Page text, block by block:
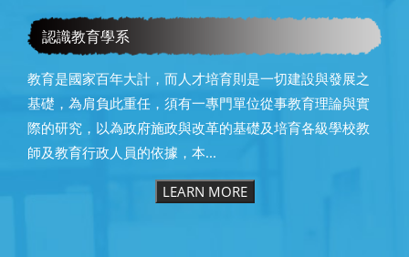
認識教育學系
教育是國家百年大計，而人才培育則是一切建設與發展之
基礎，為肩負此重任，須有一專門單位從事教育理論與實
際的研究，以為政府施政與改革的基礎及培育各級學校教
師及教育行政人員的依據，本...
LEARN MORE